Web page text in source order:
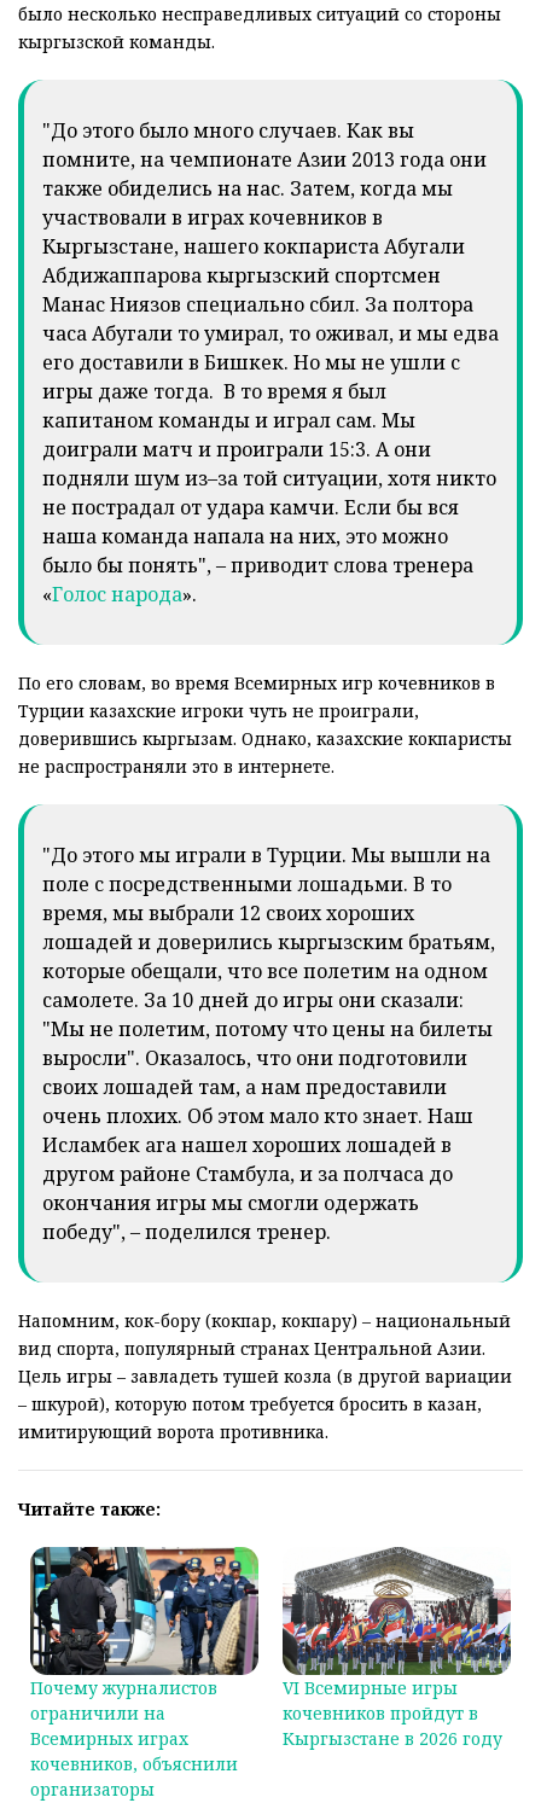
было несколько несправедливых ситуаций со стороны
кыргызской команды.
"До этого было много случаев. Как вы
помните, на чемпионате Азии 2013 года они
также обиделись на нас. Затем, когда мы
участвовали в играх кочевников в
Кыргызстане, нашего кокпариста Абугали
Абдижаппарова кыргызский спортсмен
Манас Ниязов специально сбил. За полтора
часа Абугали то умирал, то оживал, и мы едва
его доставили в Бишкек. Но мы не ушли с
игры даже тогда. В то время я был
капитаном команды и играл сам. Мы
доиграли матч и проиграли 15:3. А они
подняли шум из–за той ситуации, хотя никто
не пострадал от удара камчи. Если бы вся
наша команда напала на них, это можно
было бы понять", – приводит слова тренера
«Голос народа».
По его словам, во время Всемирных игр кочевников в
Турции казахские игроки чуть не проиграли,
доверившись кыргызам. Однако, казахские кокпаристы
не распространяли это в интернете.
"До этого мы играли в Турции. Мы вышли на
поле с посредственными лошадьми. В то
время, мы выбрали 12 своих хороших
лошадей и доверились кыргызским братьям,
которые обещали, что все полетим на одном
самолете. За 10 дней до игры они сказали:
"Мы не полетим, потому что цены на билеты
выросли". Оказалось, что они подготовили
своих лошадей там, а нам предоставили
очень плохих. Об этом мало кто знает. Наш
Исламбек ага нашел хороших лошадей в
другом районе Стамбула, и за полчаса до
окончания игры мы смогли одержать
победу", – поделился тренер.
Напомним, кок-бору (кокпар, кокпару) – национальный
вид спорта, популярный странах Центральной Азии.
Цель игры – завладеть тушей козла (в другой вариации
– шкурой), которую потом требуется бросить в казан,
имитирующий ворота противника.
Читайте также:
Почему журналистов
ограничили на
Всемирных играх
кочевников, объяснили
организаторы
VI Всемирные игры
кочевников пройдут в
Кыргызстане в 2026 году